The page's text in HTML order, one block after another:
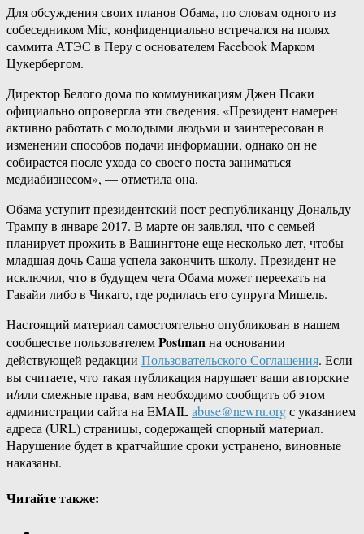
Для обсуждения своих планов Обама, по словам одного из
собеседником Mic, конфиденциально встречался на полях
саммита АТЭС в Перу с основателем Facebook Марком
Цукербергом.
Директор Белого дома по коммуникациям Джен Псаки
официально опровергла эти сведения. «Президент намерен
активно работать с молодыми людьми и заинтересован в
изменении способов подачи информации, однако он не
собирается после ухода со своего поста заниматься
медиабизнесом», — отметила она.
Обама уступит президентский пост республиканцу Дональду
Трампу в январе 2017. В марте он заявлял, что с семьей
планирует прожить в Вашингтоне еще несколько лет, чтобы
младшая дочь Саша успела закончить школу. Президент не
исключил, что в будущем чета Обама может переехать на
Гавайи либо в Чикаго, где родилась его супруга Мишель.
Настоящий материал самостоятельно опубликован в нашем
сообществе пользователемPostmanна основании
действующей редакции Пользовательского Соглашения. Если
вы считаете, что такая публикация нарушает ваши авторские
и/или смежные права, вам необходимо сообщить об этом
администрации сайта на EMAILabuse@newru.orgс указанием
адреса (URL) страницы, содержащей спорный материал.
Нарушение будет в кратчайшие сроки устранено, виновные
наказаны.
Читайте также: